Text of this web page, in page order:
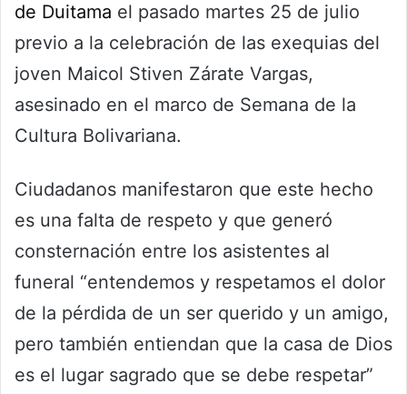
de Duitama el pasado martes 25 de julio
previo a la celebración de las exequias del
joven Maicol Stiven Zárate Vargas,
asesinado en el marco de Semana de la
Cultura Bolivariana.
Ciudadanos manifestaron que este hecho
es una falta de respeto y que generó
consternación entre los asistentes al
funeral “entendemos y respetamos el dolor
de la pérdida de un ser querido y un amigo,
pero también entiendan que la casa de Dios
es el lugar sagrado que se debe respetar”